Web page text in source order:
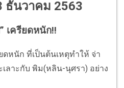
นวาคม 2563
เครียดหนัก!!
หนัก ที่เป็นต้นเหตุทำให้ จ่า
ลาะกับ พิม(หลิน-นุศรา) อย่าง